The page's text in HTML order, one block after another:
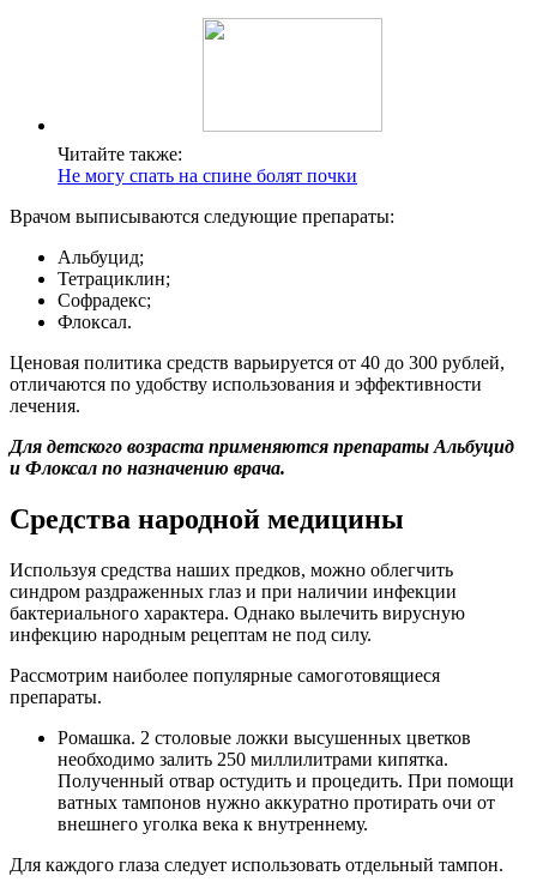
Читайте также:
Не могу спать на спине болят почки
Врачом выписываются следующие препараты:
Альбуцид;
Тетрациклин;
Софрадекс;
Флоксал.
Ценовая политика средств варьируется от 40 до 300 рублей,
отличаются по удобству использования и эффективности
лечения.
Для детского возраста применяются препараты Альбуцид
и Флоксал по назначению врача.
Средства народной медицины
Используя средства наших предков, можно облегчить
синдром раздраженных глаз и при наличии инфекции
бактериального характера. Однако вылечить вирусную
инфекцию народным рецептам не под силу.
Рассмотрим наиболее популярные самоготовящиеся
препараты.
Ромашка. 2 столовые ложки высушенных цветков
необходимо залить 250 миллилитрами кипятка.
Полученный отвар остудить и процедить. При помощи
ватных тампонов нужно аккуратно протирать очи от
внешнего уголка века к внутреннему.
Для каждого глаза следует использовать отдельный тампон.